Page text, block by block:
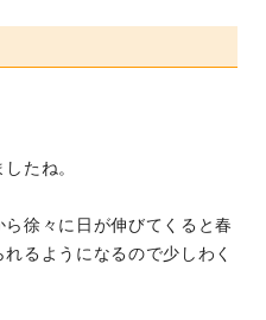
たね。
徐々に日が伸びてくると春
るようになるので少しわく